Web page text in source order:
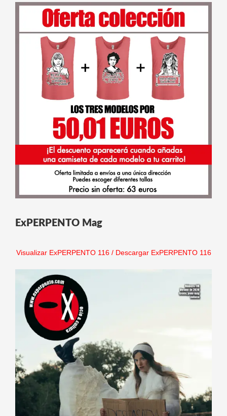
ExPERPENTO Mag
Visualizar ExPERPENTO 116/ Descargar ExPERPENTO 116